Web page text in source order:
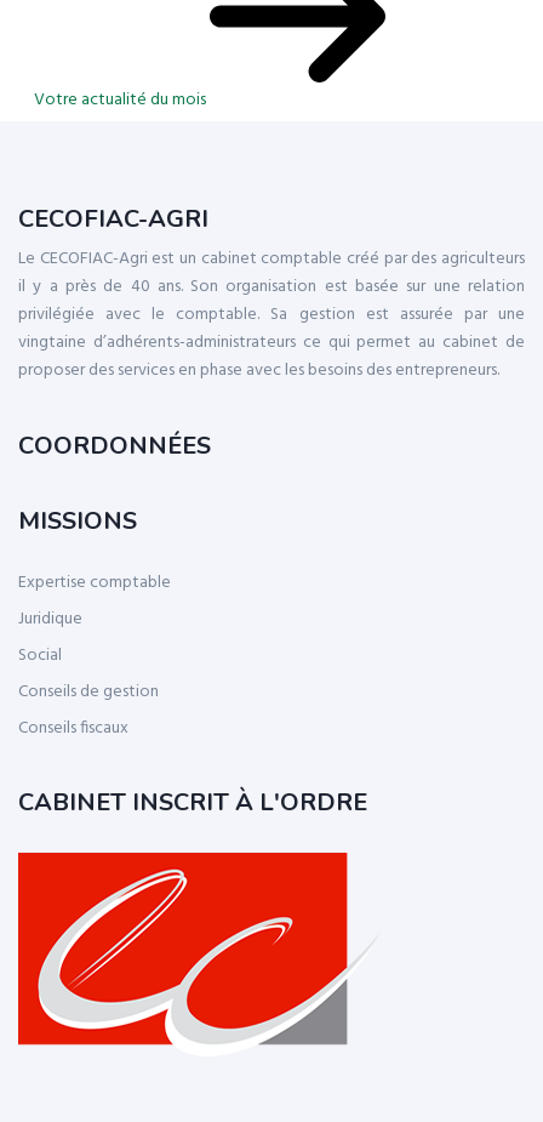
Votre actualité du mois
CECOFIAC-AGRI
Le CECOFIAC-Agri est un cabinet comptable créé par des agriculteurs
il y a près de 40 ans. Son organisation est basée sur une relation
privilégiée avec le comptable. Sa gestion est assurée par une
vingtaine d’adhérents-administrateurs ce qui permet au cabinet de
proposer des services en phase avec les besoins des entrepreneurs.
COORDONNÉES
MISSIONS
Expertise comptable
Juridique
Social
Conseils de gestion
Conseils fiscaux
CABINET INSCRIT À L'ORDRE